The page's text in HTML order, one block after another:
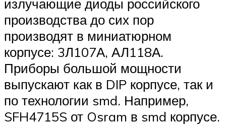
излучающие диоды российского
производства до сих пор
производят в миниатюрном
корпусе: 3Л107А, АЛ118А.
Приборы большой мощности
выпускают как в DIP корпусе, так и
по технологии smd. Например,
SFH4715S от Osram в smd корпусе.